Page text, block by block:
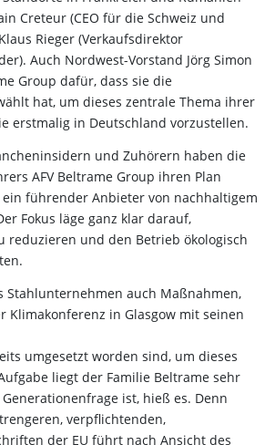
Creteur (CEO für die Schweiz und
Rieger (Verkaufsdirektor
Auch Nordwest-Vorstand Jörg Simon
Group dafür, dass sie die
hat, um dieses zentrale Thema ihrer
erstmalig in Deutschland vorzustellen.
und Zuhörern haben die
AFV Beltrame Group ihren Plan
führender Anbieter von nachhaltigem
Fokus läge ganz klar darauf,
reduzieren und den Betrieb ökologisch
Stahlunternehmen auch Maßnahmen,
Klimakonferenz in Glasgow mit seinen
umgesetzt worden sind, um dieses
liegt der Familie Beltrame sehr
ist, hieß es. Denn
verpflichtenden,
der EU führt nach Ansicht des